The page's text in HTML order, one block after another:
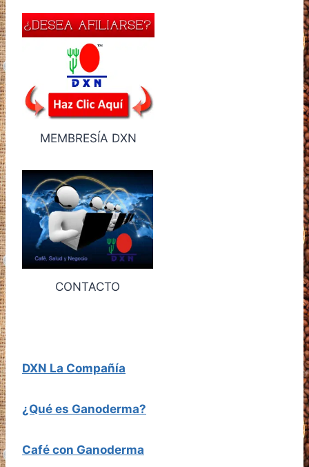
MEMBRESÍA DXN
CONTACTO
DXN La Compañía
¿Qué es Ganoderma?
Café con Ganoderma